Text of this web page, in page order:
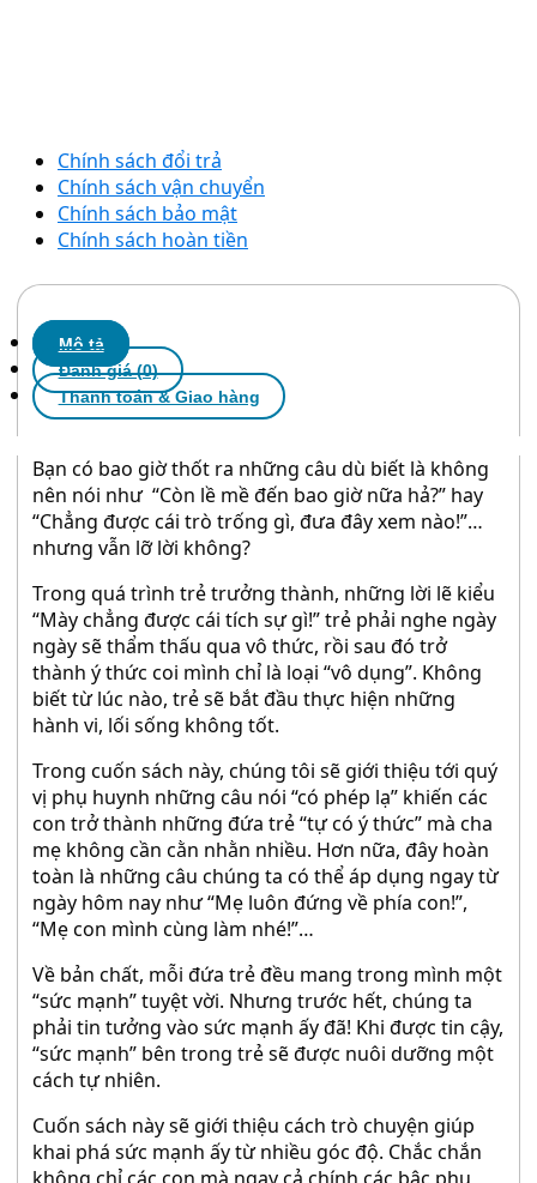
Chính sách đổi trả
Chính sách vận chuyển
Chính sách bảo mật
Chính sách hoàn tiền
Mô tả
Đánh giá (0)
Thanh toán & Giao hàng
Bạn có bao giờ thốt ra những câu dù biết là không
nên nói như “Còn lề mề đến bao giờ nữa hả?” hay
“Chẳng được cái trò trống gì, đưa đây xem nào!”…
nhưng vẫn lỡ lời không?
Trong quá trình trẻ trưởng thành, những lời lẽ kiểu
“Mày chẳng được cái tích sự gì!” trẻ phải nghe ngày
ngày sẽ thẩm thấu qua vô thức, rồi sau đó trở
thành ý thức coi mình chỉ là loại “vô dụng”. Không
biết từ lúc nào, trẻ sẽ bắt đầu thực hiện những
hành vi, lối sống không tốt.
Trong cuốn sách này, chúng tôi sẽ giới thiệu tới quý
vị phụ huynh những câu nói “có phép lạ” khiến các
con trở thành những đứa trẻ “tự có ý thức” mà cha
mẹ không cần cằn nhằn nhiều. Hơn nữa, đây hoàn
toàn là những câu chúng ta có thể áp dụng ngay từ
ngày hôm nay như “Mẹ luôn đứng về phía con!”,
“Mẹ con mình cùng làm nhé!”…
Về bản chất, mỗi đứa trẻ đều mang trong mình một
“sức mạnh” tuyệt vời. Nhưng trước hết, chúng ta
phải tin tưởng vào sức mạnh ấy đã! Khi được tin cậy,
“sức mạnh” bên trong trẻ sẽ được nuôi dưỡng một
cách tự nhiên.
Cuốn sách này sẽ giới thiệu cách trò chuyện giúp
khai phá sức mạnh ấy từ nhiều góc độ. Chắc chắn